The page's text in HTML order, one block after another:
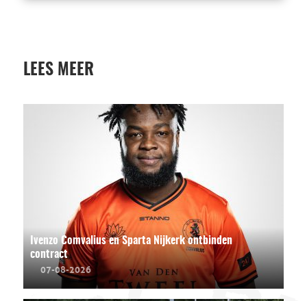
LEES MEER
Ivenzo Comvalius en Sparta Nijkerk ontbinden
contract
07-08-2026